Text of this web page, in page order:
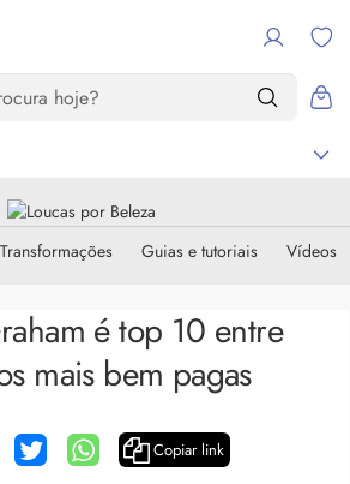
Transformações Guias e tutoriais Vídeos
é top 10 entre
mais bem pagas
Copiar link